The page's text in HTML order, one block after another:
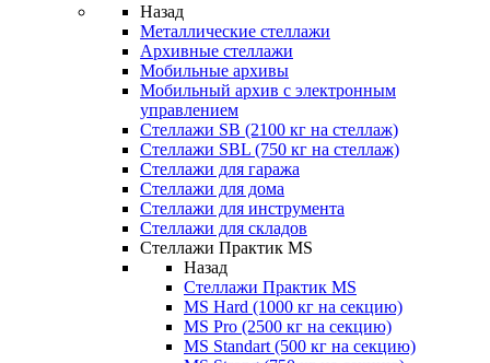
Назад
Металлические стеллажи
Архивные стеллажи
Мобильные архивы
Мобильный архив с электронным
управлением
Стеллажи SB (2100 кг на стеллаж)
Стеллажи SBL (750 кг на стеллаж)
Стеллажи для гаража
Стеллажи для дома
Стеллажи для инструмента
Стеллажи для складов
Стеллажи Практик MS
Назад
Стеллажи Практик MS
MS Hard (1000 кг на секцию)
MS Pro (2500 кг на секцию)
MS Standart (500 кг на секцию)